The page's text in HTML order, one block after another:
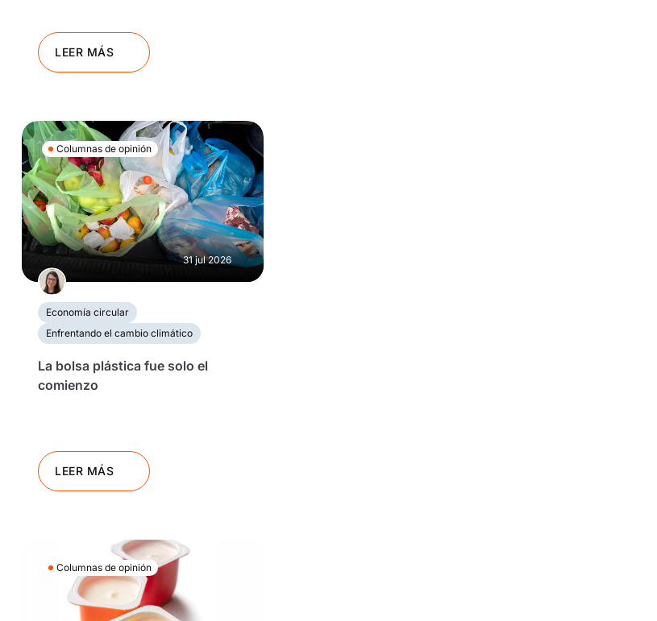
LEER MÁS
Columnas de opinión
31 jul 2026
Economía circular
Enfrentando el cambio climático
La bolsa plástica fue solo el
comienzo
LEER MÁS
Columnas de opinión